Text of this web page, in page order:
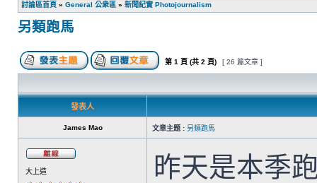
討論區首頁 » General 公衆區 » 新聞紀實 Photojournalism
另類跑馬
第 1 頁 (共 2 頁) [ 26 篇文章 ]
發表人
James Mao 文章主題 : 另類跑馬
大上造
昨天是本季